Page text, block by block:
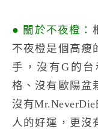
● 關於不夜橙：
不夜橙是個高瘦
手，沒有G的
格、沒有歐陽盆
沒有
人的好運，更沒